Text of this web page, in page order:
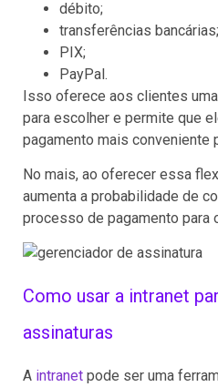
débito;
transferências bancárias;
PIX;
PayPal.
Isso oferece aos clientes
para escolher e permite que
pagamento mais conveniente
No mais, ao oferecer essa
aumenta a probabilidade de
processo de pagamento para
Como usar a intranet
assinaturas
A intranet pode ser uma